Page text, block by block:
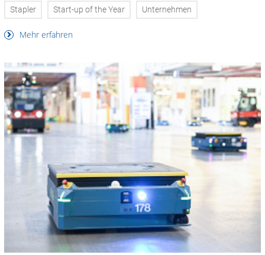
Stapler Start-up of the Year Unternehmen
Mehr erfahren